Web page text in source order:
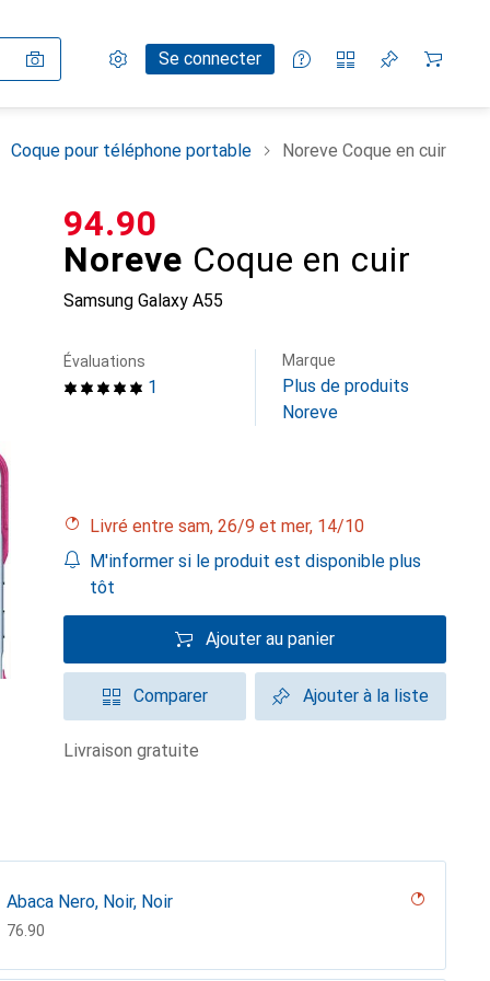
Paramètres
Compte clientSe connecter
Listes de comparaison
Listes d'envies
Panier
Coque pour téléphone portable Noreve Coque en cuir
Noreve Coque en cuir
Samsung Galaxy A55
CHF
94.90
1
Évaluations Marque
Plus de produits
Noreve
Livré entre sam, 26/9 et mer, 14/10
M'informer si le produit est disponible plus
tôt
Ajouter au panier
Comparer Ajouter à la liste
livraison gratuite
Abaca Nero, Noir, Noir
CHF
76.90